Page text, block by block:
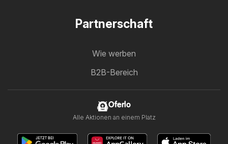
Partnerschaft
Wie werben
B2B-Bereich
Oferlo
Alle Aktionen an einem Platz